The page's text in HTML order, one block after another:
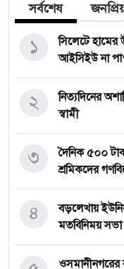
সর্বশেষ
সিলেটে
আইসিইউ না
১
নিত্যদিনের
স্বামী
২
দৈনিক ৫০০
শ্রমিকদের
৩
বড়লেখায়
মতবিনিময় সভা
৪
‎ওসমানীনগরের